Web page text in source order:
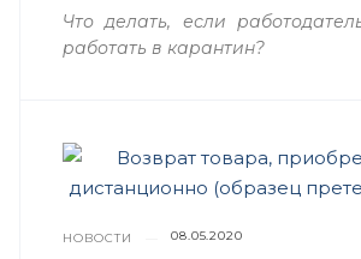
Что делать, если
работать в карантин?
НОВОСТИ 08.05.2020